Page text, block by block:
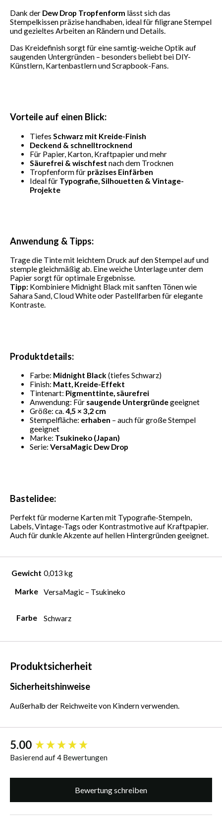
Dank der Dew Drop Tropfenform lässt sich das
Stempelkissen präzise handhaben, ideal für filigrane Stempel
und gezieltes Arbeiten an Rändern und Details.
Das Kreidefinish sorgt für eine samtig-weiche Optik auf
saugenden Untergründen – besonders beliebt bei DIY-
Künstlern, Kartenbastlern und Scrapbook-Fans.
Vorteile auf einen Blick:
Tiefes Schwarz mit Kreide-Finish
Deckend & schnelltrocknend
Für Papier, Karton, Kraftpapier und mehr
Säurefrei & wischfest nach dem Trocknen
Tropfenform für präzises Einfärben
Ideal für Typografie, Silhouetten & Vintage-
Projekte
Anwendung & Tipps:
Trage die Tinte mit leichtem Druck auf den Stempel auf und
stemple gleichmäßig ab. Eine weiche Unterlage unter dem
Papier sorgt für optimale Ergebnisse.
Tipp: Kombiniere Midnight Black mit sanften Tönen wie
Sahara Sand, Cloud White oder Pastellfarben für elegante
Kontraste.
Produktdetails:
Farbe: Midnight Black (tiefes Schwarz)
Finish: Matt, Kreide-Effekt
Tintenart: Pigmenttinte, säurefrei
Anwendung: Für saugende Untergründegeeignet
Größe: ca.4,5 × 3,2 cm
Stempelfläche: erhaben – auch für große Stempel
geeignet
Marke: Tsukineko (Japan)
Serie: VersaMagic Dew Drop
Bastelidee:
Perfekt für moderne Karten mit Typografie-Stempeln,
Labels, Vintage-Tags oder Kontrastmotive auf Kraftpapier.
Auch für dunkle Akzente auf hellen Hintergründen geeignet.
Gewicht 0,013 kg
Marke VersaMagic – Tsukineko
Farbe Schwarz
Produktsicherheit
Sicherheitshinweise
Außerhalb der Reichweite von Kindern verwenden.
5.00
Basierend auf 4 Bewertungen
Bewertung schreiben
New content loaded